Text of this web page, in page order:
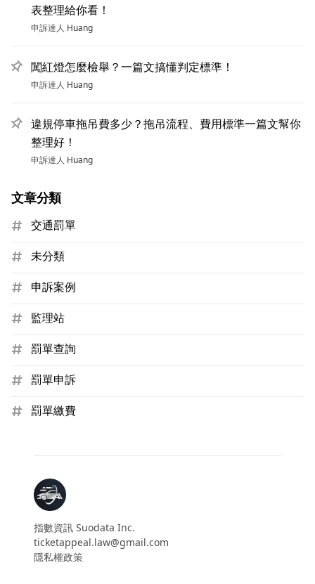
表整理給你看！
申訴達人 Huang
闖紅燈怎麼檢舉？一篇文搞懂判定標準！
申訴達人 Huang
違規停車拖吊費多少？拖吊流程、費用標準一篇文幫你
整理好！
申訴達人 Huang
文章分類
交通罰單
未分類
申訴案例
監理站
罰單查詢
罰單申訴
罰單繳費
指數資訊 Suodata Inc.
ticketappeal.law@gmail.com
隱私權政策